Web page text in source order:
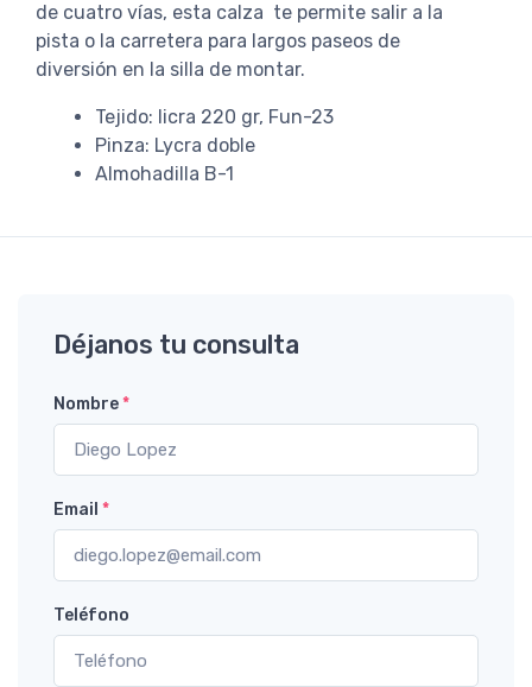
de cuatro vías, esta calza te permite salir a la
pista o la carretera para largos paseos de
diversión en la silla de montar.
Tejido: licra 220 gr, Fun-23
Pinza: Lycra doble
Almohadilla B-1
Déjanos tu consulta
Nombre*
Email *
Teléfono